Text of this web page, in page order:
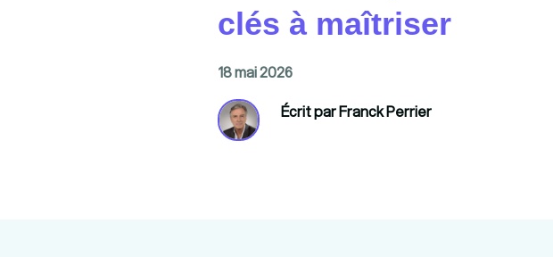
clés à maîtriser
18 mai 2026
Écrit par Franck Perrier